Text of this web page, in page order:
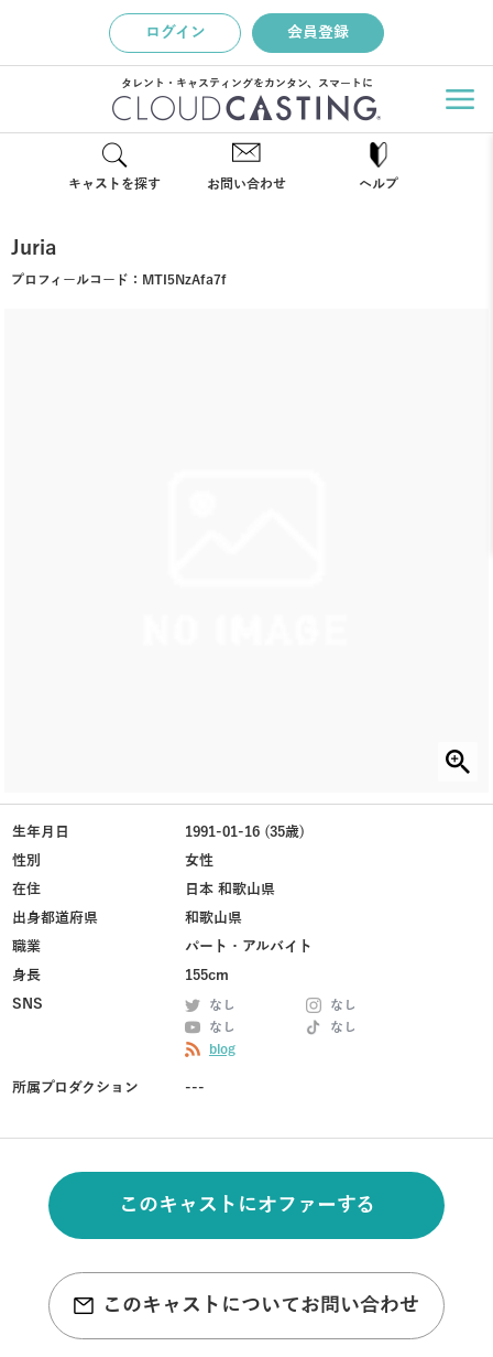
ログイン 会員登録
タレント・キャスティングをカンタン、スマートに
キャストを探す お問い合わせ ヘルプ
Juria
プロフィールコード： MTI5NzAfa7f
生年月日
1991-01-16 (35歳)
性別
女性
在住
日本 和歌山県
出身都道府県
和歌山県
職業
パート・アルバイト
身長
155cm
SNS
なし
なし
なし
なし
blog
所属プロダクション ---
このキャストにオファーする
このキャストについてお問い合わせ